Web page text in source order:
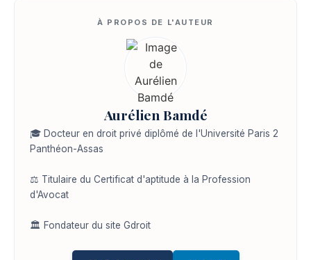
Aurélien Bamdé
🎓 Docteur en droit privé diplômé de l'Université Paris 2
Panthéon-Assas
⚖️ Titulaire du Certificat d'aptitude à la Profession
d'Avocat
🏛️ Fondateur du site Gdroit